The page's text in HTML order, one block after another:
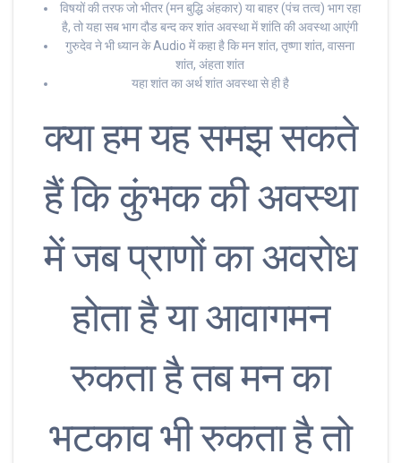
विषयों की तरफ जो भीतर (मन बुद्धि अंहकार) या बाहर (पंच तत्व) भाग रहा
है, तो यहा सब भाग दौड बन्द कर शांत अवस्था में शांति की अवस्था आएंगी
गुरुदेव ने भी ध्यान के Audio में कहा है कि मन शांत, तृष्णा शांत, वासना
शांत, अंहता शांत
यहा शांत का अर्थ शांत अवस्था से ही है
क्या हम यह समझ सकते
हैं कि कुंभक की अवस्था
में जब प्राणों का अवरोध
होता है या आवागमन
रुकता है तब मन का
भटकाव भी रुकता है तो